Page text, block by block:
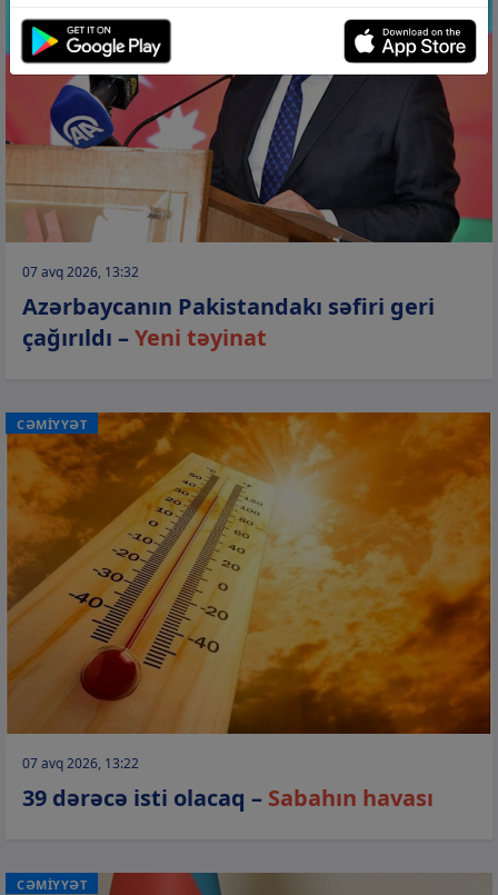
07 avq 2026, 13:32
Azərbaycanın Pakistandakı səfiri geri
çağırıldı –Yeni təyinat
CƏMİYYƏT
07 avq 2026, 13:22
39 dərəcə isti olacaq – Sabahın havası
CƏMİYYƏT